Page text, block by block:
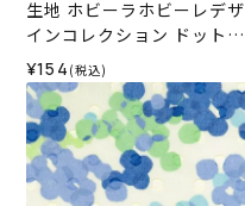
生地 ホビーラホビーレデザ
インコレクション ドットボ
ーダー＜5X＞
¥154 (税込)